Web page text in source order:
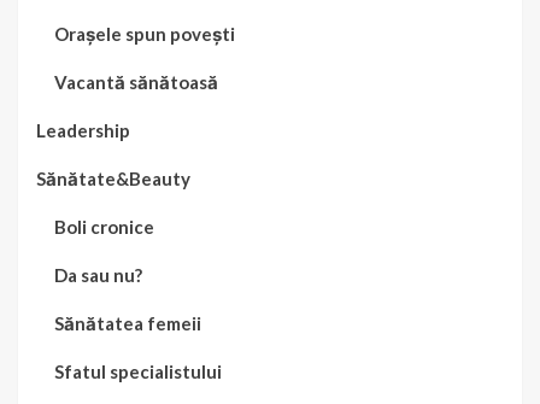
Orașele spun povești
Vacantă sănătoasă
Leadership
Sănătate&Beauty
Boli cronice
Da sau nu?
Sănătatea femeii
Sfatul specialistului